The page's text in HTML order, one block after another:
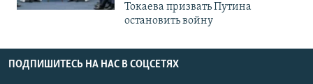
Токаева призвать Путина
остановить войну
ПОДПИШИТЕСЬ НА НАС В СОЦСЕТЯХ